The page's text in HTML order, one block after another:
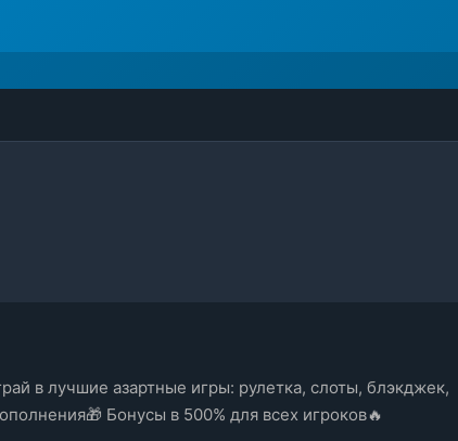
в лучшие азартные игры: рулетка, слоты, блэкджек,
Бонусы в 500% для всех игроков🔥